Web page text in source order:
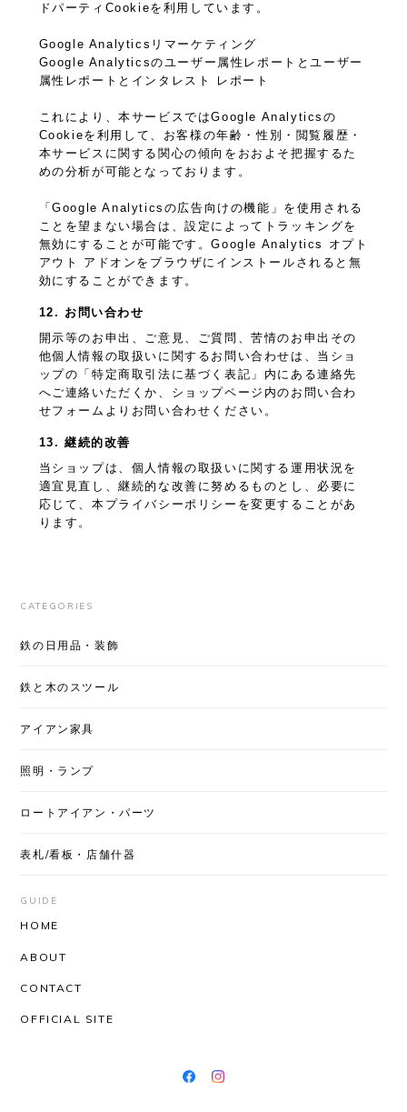
ドパーティCookieを利用しています。
Google Analyticsリマーケティング
Google Analyticsのユーザー属性レポートとユーザー
属性レポートとインタレスト レポート
これにより、本サービスではGoogle Analyticsの
Cookieを利用して、お客様の年齢・性別・閲覧履歴・
本サービスに関する関心の傾向をおおよそ把握するた
めの分析が可能となっております。
「Google Analyticsの広告向けの機能」を使用される
ことを望まない場合は、設定によってトラッキングを
無効にすることが可能です。Google Analytics オプト
アウト アドオンをブラウザにインストールされると無
効にすることができます。
12. お問い合わせ
開示等のお申出、ご意見、ご質問、苦情のお申出その
他個人情報の取扱いに関するお問い合わせは、当ショ
ップの「特定商取引法に基づく表記」内にある連絡先
へご連絡いただくか、ショップページ内のお問い合わ
せフォームよりお問い合わせください。
13. 継続的改善
当ショップは、個人情報の取扱いに関する運用状況を
適宜見直し、継続的な改善に努めるものとし、必要に
応じて、本プライバシーポリシーを変更することがあ
ります。
CATEGORIES
鉄の日用品・装飾
鉄と木のスツール
アイアン家具
照明・ランプ
ロートアイアン・パーツ
表札/看板・店舗什器
GUIDE
HOME
ABOUT
CONTACT
OFFICIAL SITE